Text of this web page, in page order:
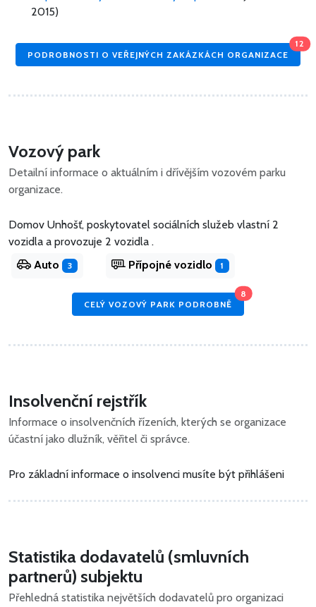
2015)
PODROBNOSTI O VEŘEJNÝCH ZAKÁZKÁCH ORGANIZACE
12
Vozový park
Detailní informace o aktuálním i dřívějším vozovém parku
organizace.
Domov Unhošť, poskytovatel sociálních služeb vlastní 2
vozidla a provozuje 2 vozidla .
Auto
3 Přípojné vozidlo 1
CELÝ VOZOVÝ PARK PODROBNĚ
8
Insolvenční rejstřík
Informace o insolvenčních řízeních, kterých se organizace
účastní jako dlužník, věřitel či správce.
Pro základní informace o insolvenci musíte být přihlášeni
Statistika dodavatelů (smluvních
partnerů) subjektu
Přehledná statistika největších dodavatelů pro organizaci